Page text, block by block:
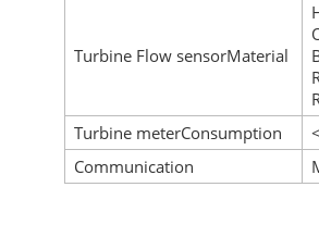
Turbine Flow sensorMaterial
Turbine meterConsumption
Communication